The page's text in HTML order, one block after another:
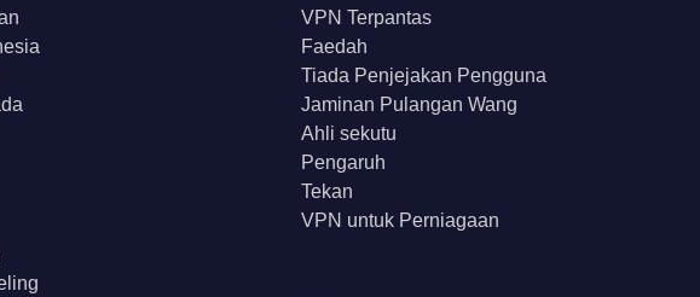
VPN Terpantas
Faedah
Tiada Penjejakan Pengguna
Jaminan Pulangan Wang
Ahli sekutu
Pengaruh
Tekan
VPN untuk Perniagaan